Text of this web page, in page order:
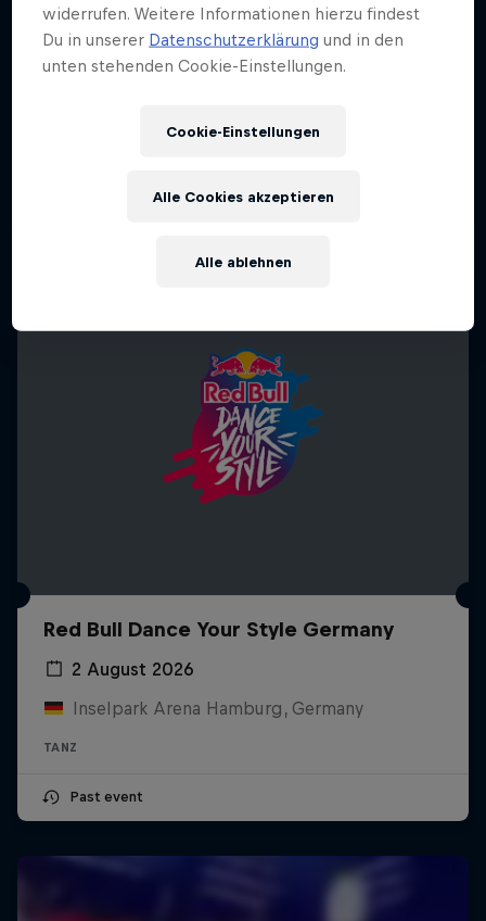
Red Bull Dance Your Style Germany
2 August 2026
Inselpark Arena Hamburg, Germany
TANZ
Past event
widerrufen. Weitere Informationen hierzu findest
Du in unserer Datenschutzerklärung und in den
unten stehenden Cookie-Einstellungen.
Cookie-Einstellungen
Alle ablehnen
Alle Cookies akzeptieren